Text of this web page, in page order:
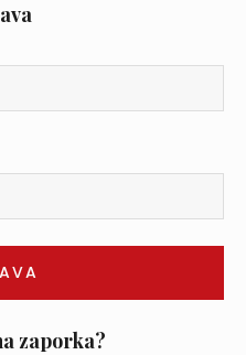
zaporka?